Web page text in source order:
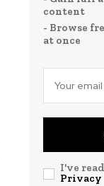
content
- Browse
at once
I've